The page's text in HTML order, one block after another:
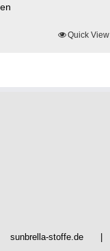
Quick View
sunbrella-stoffe.de